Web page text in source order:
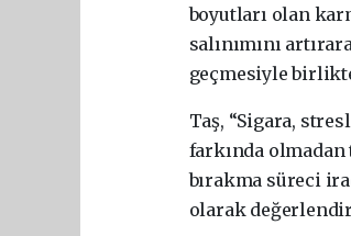
boyutları olan
salınımını
geçmesiyle
Taş, “Sigara,
farkında olmadan
bırakma süreci
olarak